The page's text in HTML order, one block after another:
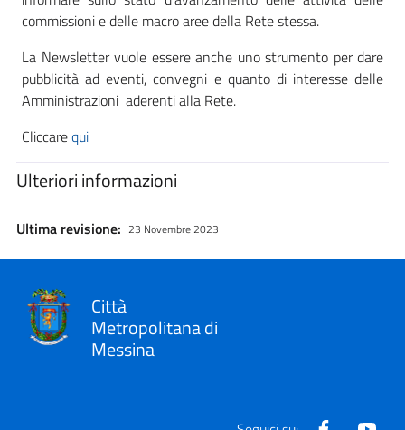
commissioni e delle macro aree della Rete stessa.
La Newsletter vuole essere anche uno strumento per dare
pubblicità ad eventi, convegni e quanto di interesse delle
Amministrazioni aderenti alla Rete.
Cliccarequi
Ulteriori informazioni
Ultima revisione: 23 Novembre 2023
Città
Metropolitana di
Messina